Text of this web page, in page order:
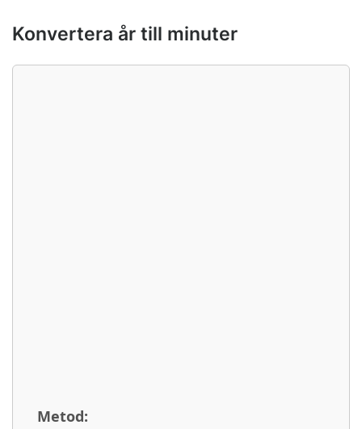
Konvertera år till minuter
Metod: